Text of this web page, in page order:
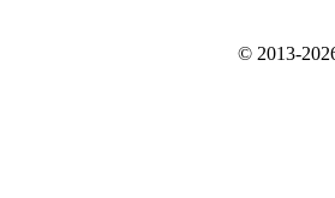
© 2013-